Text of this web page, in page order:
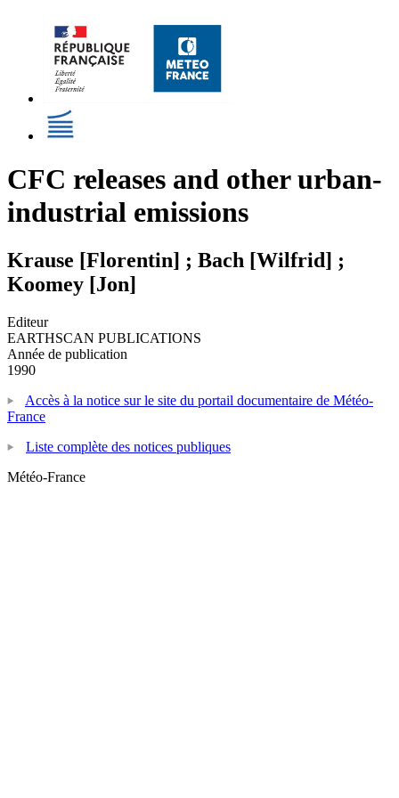
CFC releases and other urban-
industrial emissions
Krause [Florentin] ; Bach [Wilfrid] ;
Koomey [Jon]
Editeur
EARTHSCAN PUBLICATIONS
Année de publication
1990
Accès à la notice sur le site du portail documentaire de Météo-
France
Liste complète des notices publiques
Météo-France